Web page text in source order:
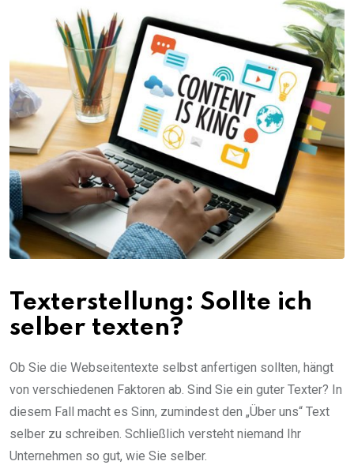
Texterstellung: Sollte ich
selber texten?
Ob Sie die Webseitentexte selbst anfertigen sollten, hängt
von verschiedenen Faktoren ab. Sind Sie ein guter Texter? In
diesem Fall macht es Sinn, zumindest den „Über uns“ Text
selber zu schreiben. Schließlich versteht niemand Ihr
Unternehmen so gut, wie Sie selber.